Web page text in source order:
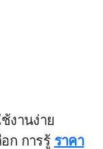
ก การรู้ ราคา